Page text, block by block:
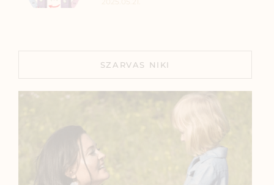
SZARVAS NIKI